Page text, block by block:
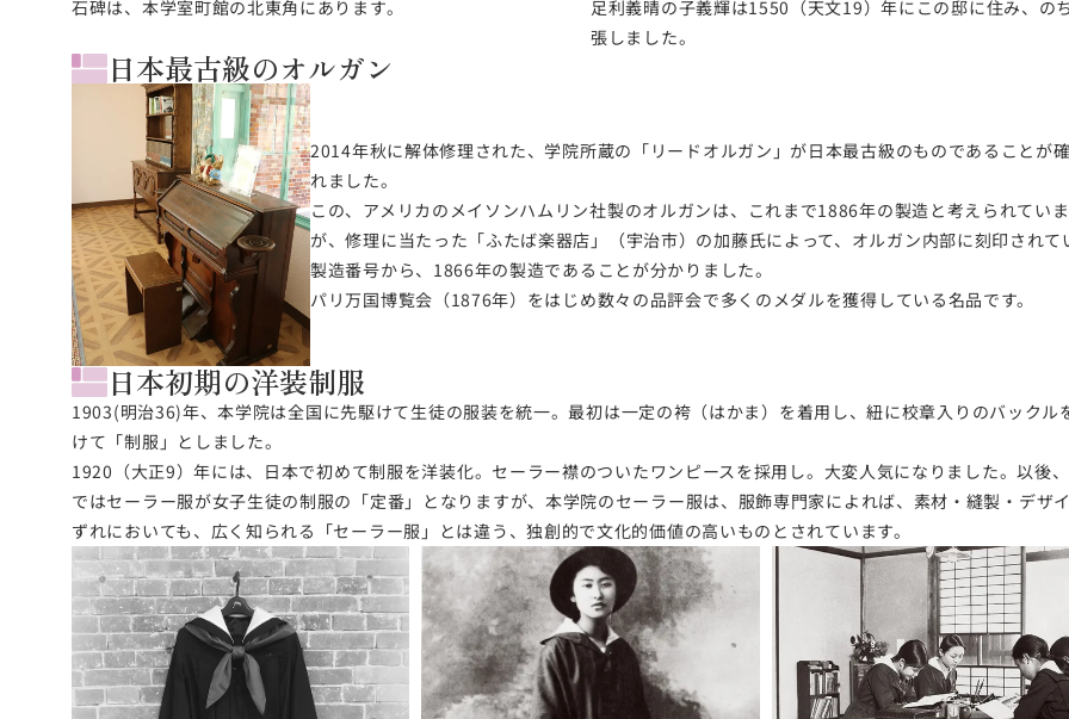
石碑は、本学室町館の北東角にあります。
足利義晴の子義輝は1550（天文19）年にこの邸に住み、の
張しました。
日本最古級のオルガン
2014年秋に解体修理された、学院所蔵の「リードオルガン」が日本最古級のものであることが
れました。
この、アメリカのメイソンハムリン社製のオルガンは、これまで1886年の製造と考えられてい
が、修理に当たった「ふたば楽器店」（宇治市）の加藤氏によって、オルガン内部に刻印されて
製造番号から、1866年の製造であることが分かりました。
パリ万国博覧会（1876年）をはじめ数々の品評会で多くのメダルを獲得している名品です。
日本初期の洋装制服
1903(明治36)年、本学院は全国に先駆けて生徒の服装を統一。最初は一定の袴（はかま）を着用し、紐に校章入りのバックル
けて「制服」としました。
1920（大正9）年には、日本で初めて制服を洋装化。セーラー襟のついたワンピースを採用し。大変人気になりました。以後
ではセーラー服が女子生徒の制服の「定番」となりますが、本学院のセーラー服は、服飾専門家によれば、素材・縫製・デザ
ずれにおいても、広く知られる「セーラー服」とは違う、独創的で文化的価値の高いものとされています。